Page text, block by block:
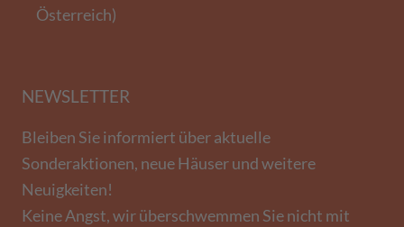
Österreich)
NEWSLETTER
Bleiben Sie informiert über aktuelle
Sonderaktionen, neue Häuser und weitere
Neuigkeiten!
Keine Angst, wir überschwemmen Sie nicht mit